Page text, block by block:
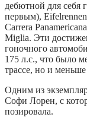
дебютной для себя
первым),
Carrera
Miglia. Эти
гоночного
175 л.с., что было
трассе, но и
Одним из
Софи Лорен, с
позировала.